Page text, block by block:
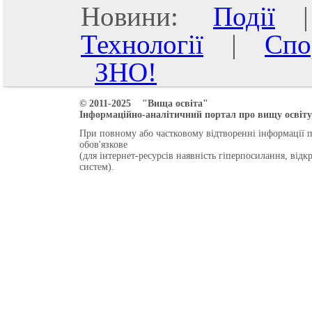
Новини: Події
Технології |
ЗНО!
© 2011-2025 "Вища освіта"
Інформаційно-аналітичний портал про вищу
При повному або частковому відтворенні інформації
обов'язкове
(для інтернет-ресурсів наявність гіперпосилання,
систем).